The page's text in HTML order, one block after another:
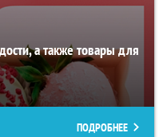
а также товары для
ПОДРОБНЕЕ